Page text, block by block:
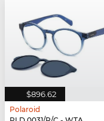
$896.62
Polaroid